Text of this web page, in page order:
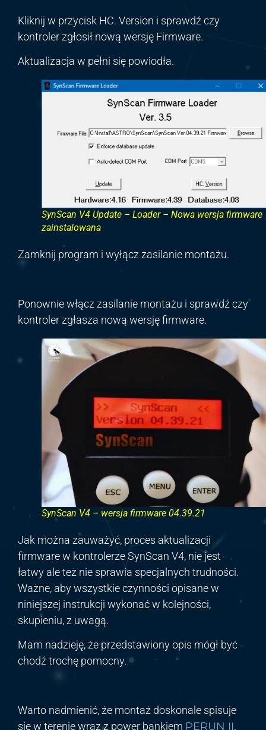
Kliknij w przycisk HC. Version i sprawdź czy
kontroler zgłosił nową wersję Firmware.
Aktualizacja w pełni się powiodła.
SynScan V4 Update – Loader – Nowa wersja firmware
zainstalowana
Zamknij program i wyłącz zasilanie montażu.
Ponownie włącz zasilanie montażu i sprawdź czy
kontroler zgłasza nową wersję firmware.
SynScan V4 – wersja firmware 04.39.21
Jak można zauważyć, proces aktualizacji
firmware w kontrolerze SynScan V4, nie jest
łatwy ale też nie sprawia specjalnych trudności.
Ważne, aby wszystkie czynności opisane w
niniejszej instrukcji wykonać w kolejności,
skupieniu, z uwagą.
Mam nadzieję, że przedstawiony opis mógł być
chodź trochę pomocny.
Warto nadmienić, że montaż doskonale spisuje
się w terenie wraz z power bankiem PERUN II.